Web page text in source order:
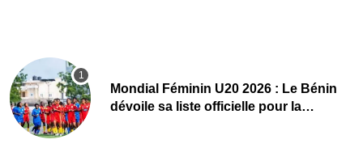
Mondial Féminin U20 2026 : Le Bénin
dévoile sa liste officielle pour la